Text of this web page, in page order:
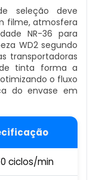
Data
seleção deve
filme, atmosfera
NR-36 para
WD2 segundo
transportadoras
tinta forma a
o fluxo
do envase em
ciclos/min